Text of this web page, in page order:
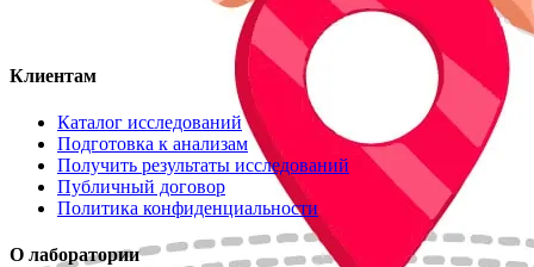
Клиентам
Каталог исследований
Подготовка к анализам
Получить результаты исследований
Публичный договор
Политика конфиденциальности
О лаборатории